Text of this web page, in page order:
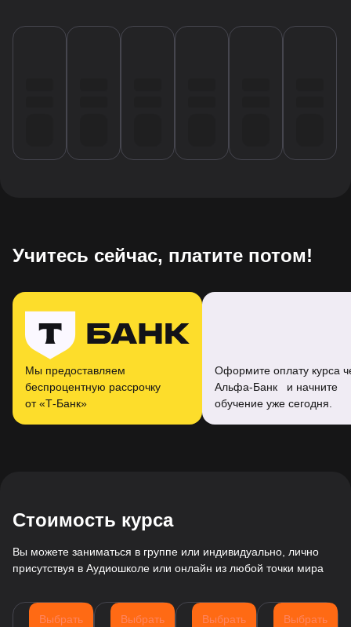
Учитесь сейчас, платите потом!
Мы предоставляем
беспроцентную рассрочку
от «Т‑Банк»
Оформите оплату курса
Альфа-Банк и начните
обучение уже сегодня.
Стоимость курса
Вы можете заниматься в группе или индивидуально, лично
присутствуя в Аудиошколе или онлайн из любой точки мира
Выбрать Выбрать Выбрать Выбрать